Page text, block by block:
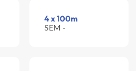
4 x 100m
SEM -